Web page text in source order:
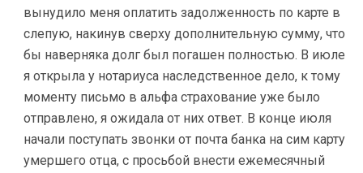
вынудило меня оплатить задолженность по карте в
слепую, накинув сверху дополнительную сумму, что
бы наверняка долг был погашен полностью. В июле
я открыла у нотариуса наследственное дело, к тому
моменту письмо в альфа страхование уже было
отправлено, я ожидала от них ответ. В конце июля
начали поступать звонки от почта банка на сим карту
умершего отца, с просьбой внести ежемесячный